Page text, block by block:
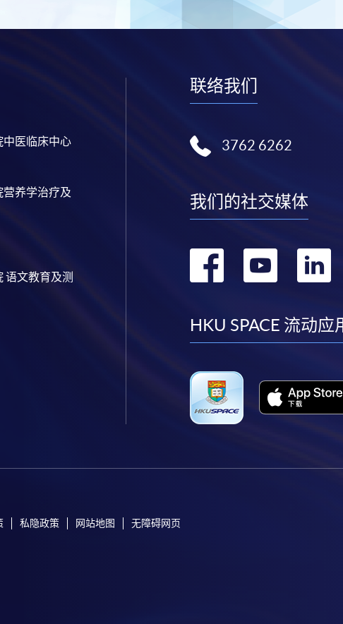
中医临床中心
养学治疗及
语文教育及测
联络我们
3762 6262
我们的社交媒体
转 转
HKU SPACE 流动应
私隐政策 网站地图 无障碍网页